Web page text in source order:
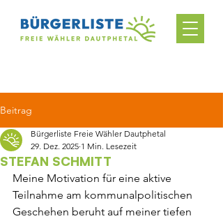
Beitrag
STEFAN SCHMITT
Bürgerliste Freie Wähler Dautphetal
29. Dez. 2025 1 Min. Lesezeit
Meine Motivation für eine aktive
Teilnahme am kommunalpolitischen
Geschehen beruht auf meiner tiefen